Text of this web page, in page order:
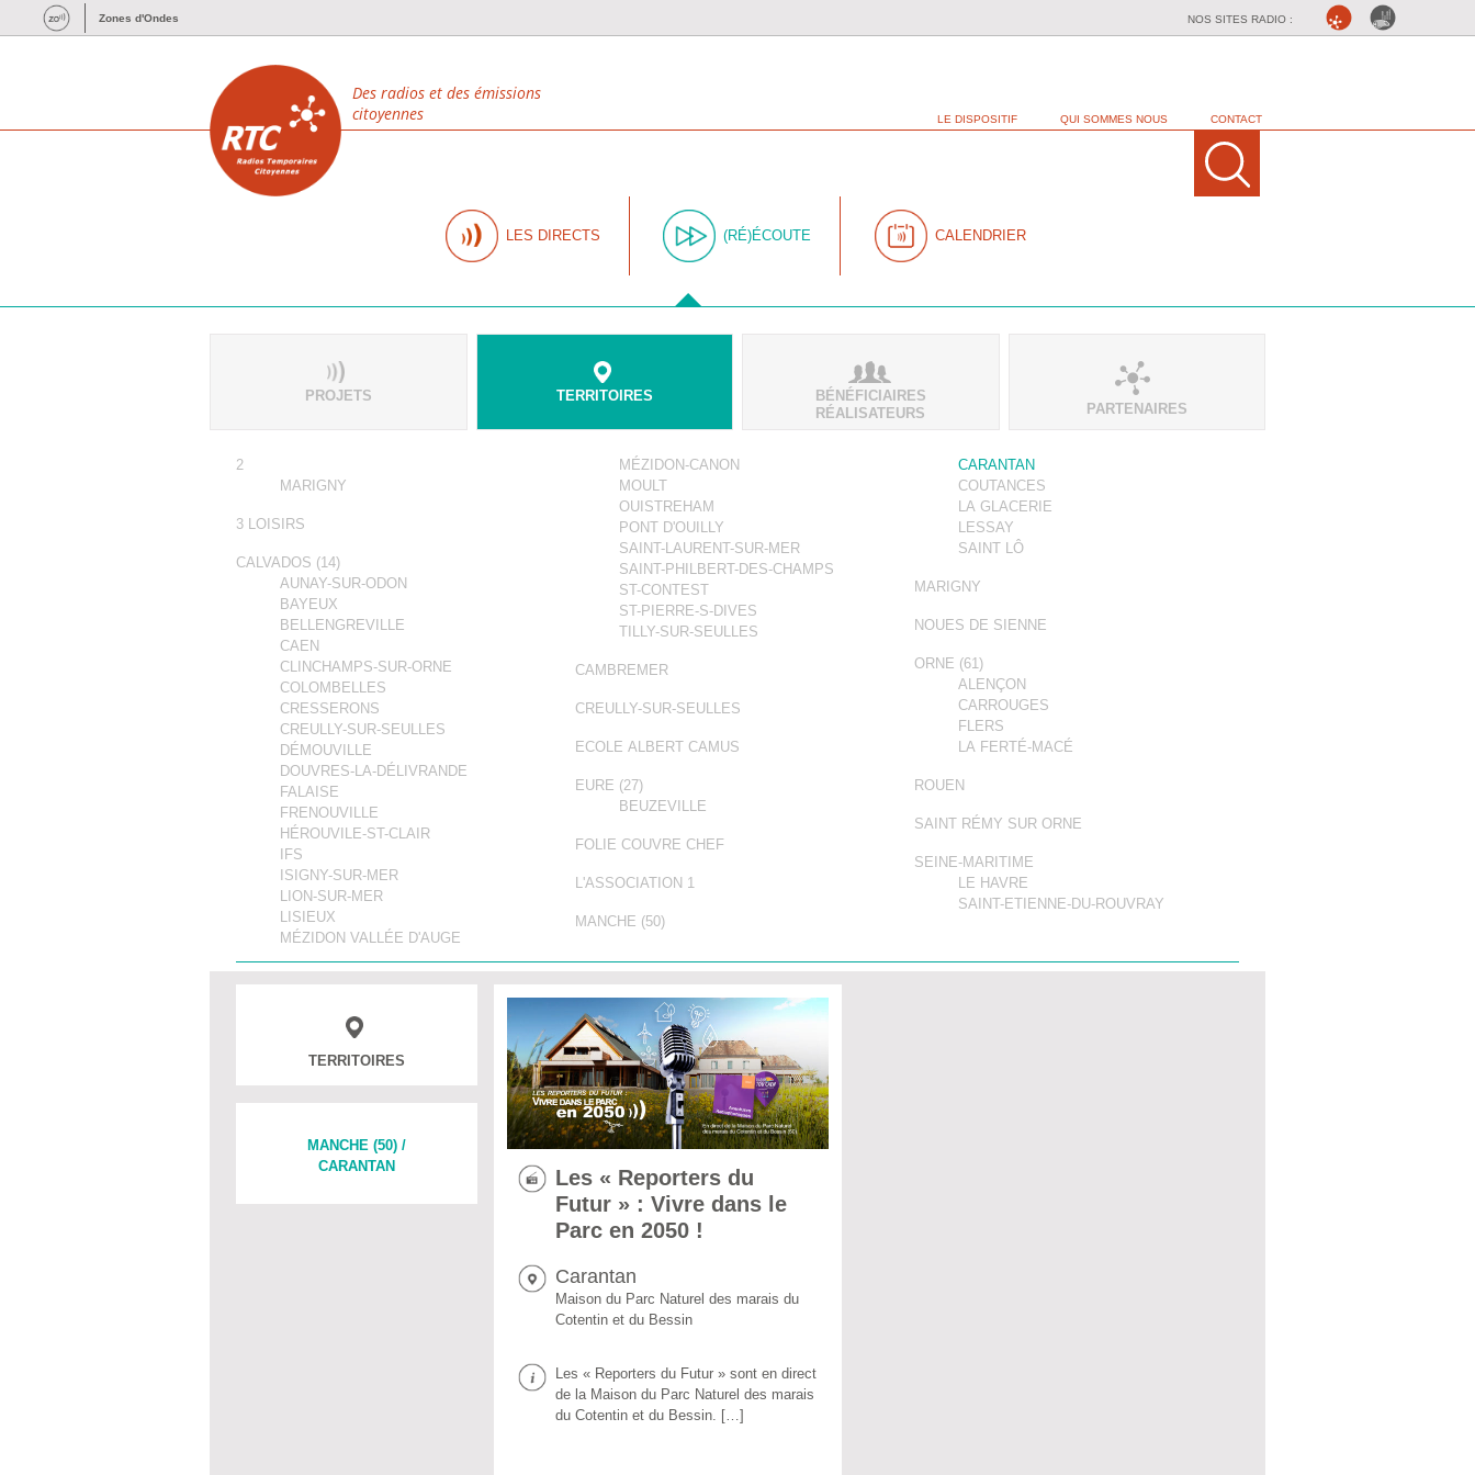
Zones d'Ondes NOS SITES RADIO :
LE DISPOSITIF QUI SOMMES NOUS CONTACT
Des radios et des émissions
citoyennes
LES DIRECTS (RÉ)ÉCOUTE CALENDRIER
PROJETS TERRITOIRES
BÉNÉFICIAIRES
RÉALISATEURS
PARTENAIRES
2
MARIGNY
3 LOISIRS
CALVADOS (14)
AUNAY-SUR-ODON
BAYEUX
BELLENGREVILLE
CAEN
CLINCHAMPS-SUR-ORNE
COLOMBELLES
CRESSERONS
CREULLY-SUR-SEULLES
DÉMOUVILLE
DOUVRES-LA-DÉLIVRANDE
FALAISE
FRENOUVILLE
HÉROUVILE-ST-CLAIR
IFS
ISIGNY-SUR-MER
LION-SUR-MER
LISIEUX
MÉZIDON VALLÉE D'AUGE
MÉZIDON-CANON
MOULT
OUISTREHAM
PONT D'OUILLY
SAINT-LAURENT-SUR-MER
SAINT-PHILBERT-DES-CHAMPS
ST-CONTEST
ST-PIERRE-S-DIVES
TILLY-SUR-SEULLES
CAMBREMER
CREULLY-SUR-SEULLES
ECOLE ALBERT CAMUS
EURE (27)
BEUZEVILLE
FOLIE COUVRE CHEF
L'ASSOCIATION 1
MANCHE (50)
CARANTAN
COUTANCES
LA GLACERIE
LESSAY
SAINT LÔ
MARIGNY
NOUES DE SIENNE
ORNE (61)
ALENÇON
CARROUGES
FLERS
LA FERTÉ-MACÉ
ROUEN
SAINT RÉMY SUR ORNE
SEINE-MARITIME
LE HAVRE
SAINT-ETIENNE-DU-ROUVRAY
TERRITOIRES
MANCHE (50) /
CARANTAN
Les « Reporters du
Futur » : Vivre dans le
Parc en 2050 !
Carantan
Maison du Parc Naturel des marais du
Cotentin et du Bessin
Les « Reporters du Futur » sont en direct
de la Maison du Parc Naturel des marais
du Cotentin et du Bessin. […]